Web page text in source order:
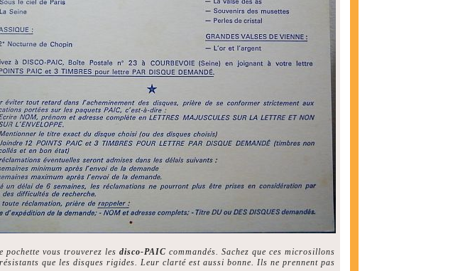
pochette vous trouverez les disco-PAIC commandés. Sachez que ces microsillons
que les disques rigides. Leur clarté est aussi bonne. Ils ne prennent pas